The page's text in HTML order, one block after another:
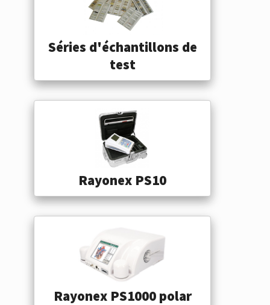
Séries d'échantillons de
test
Rayonex PS10
Rayonex PS1000 polar